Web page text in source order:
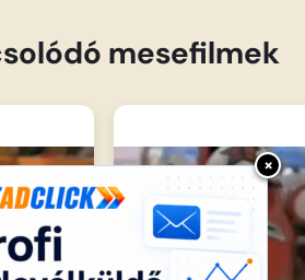
×
mesefilmek